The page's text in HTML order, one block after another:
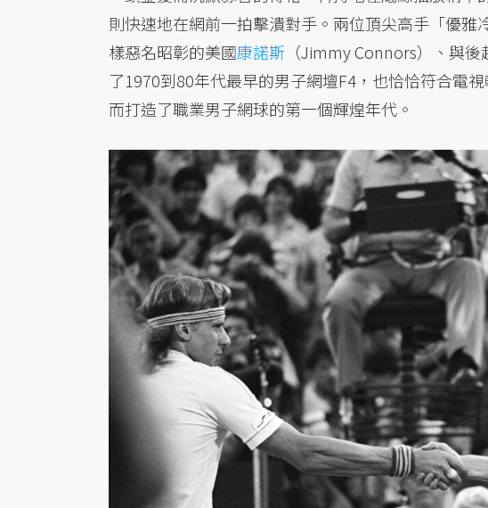
則快速地在網前一拍擊潰對手。兩位頂尖高手「優
樣惡名昭彰的美國康諾斯 （Jimmy Connors）、與後
了1970到80年代最早的男子網壇F4，也恰恰符合電
而打造了職業男子網球的第一個輝煌年代。